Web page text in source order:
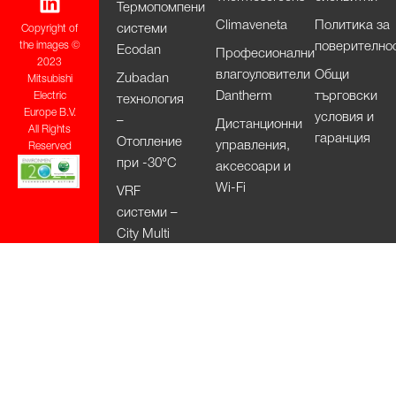
Copyright of
the images ©
2023
Mitsubishi
Electric
Europe B.V.
All Rights
Reserved
Термопомпени
системи
Ecodan
Zubadan
технология
–
Отопление
при -30°С
VRF
системи –
City Multi
Climaveneta
Професионални
влагоуловители
Dantherm
Дистанционни
управления,
аксесоари и
Wi-Fi
Политика за
Общи
търговски
условия и
гаранция